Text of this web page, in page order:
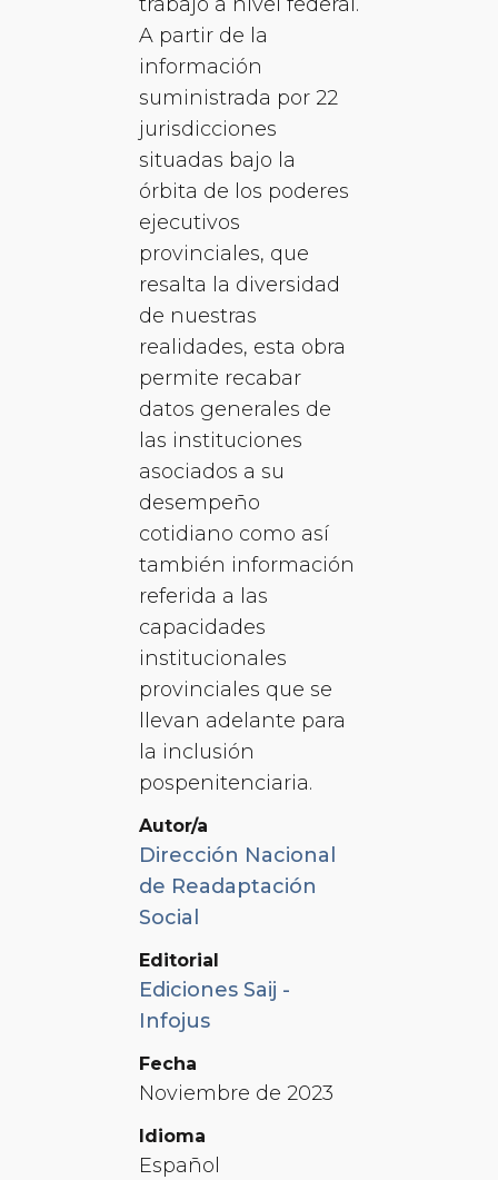
A partir de la
información
suministrada por 22
jurisdicciones
situadas bajo la
órbita de los poderes
ejecutivos
provinciales, que
resalta la diversidad
de nuestras
realidades, esta obra
permite recabar
datos generales de
las instituciones
asociados a su
desempeño
cotidiano como así
también información
referida a las
capacidades
institucionales
provinciales que se
llevan adelante para
la inclusión
pospenitenciaria.
Autor/a
Dirección Nacional
de Readaptación
Social
Editorial
Ediciones Saij -
Infojus
Fecha
Noviembre de 2023
Idioma
Español